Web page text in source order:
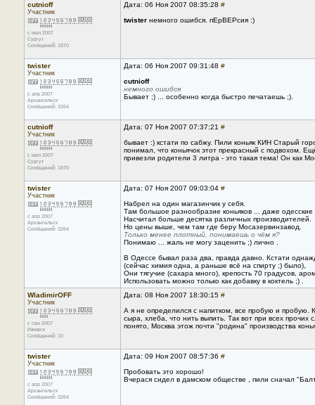
cutnioff
Участник
с июл 2007
Сургут
Сообщений: 1870
Дата: 06 Ноя 2007 08:35:28 #
twister немного ошибся. пЕрВЕРсия :)
twister
Участник
с апр 2007
Архангельск
Сообщений: 3264
Дата: 06 Ноя 2007 09:31:48 #
cutnioff
немного ошибся
Бывает ;) ... особенно когда быстро печатаешь ;).
cutnioff
Участник
с июл 2007
Сургут
Сообщений: 1870
Дата: 07 Ноя 2007 07:37:21 #
бывает :) кстати по сабжу. Пили коньяк КИН Старый
понимал, что коньячок этот прекрасный с подвохом.
привезли родители 3 литра - это такая тема! Он как
twister
Участник
с апр 2007
Архангельск
Сообщений: 3264
Дата: 07 Ноя 2007 09:03:04 #
Набрел на один магазинчик у себя.
Там большое разнообразие коньяков ... даже
Насчитал больше десятка различных производителей.
Но цены выше, чем там где беру Мосазервинзавод.
Только менее плотный, понимаешь о чём я?
Понимаю ... жаль не могу заценить ;) лично .
В Одессе бывал раза два, правда давно. Кстати
(сейчас химия одна, а раньше всё на спирту ;) было),
Они тягучие (сахара много), крепость 70 градусов,
Использовать можно только как добавку в коктель ;) .
WladimirOFF
Участник
с сен 2007
Ижевск
Сообщений: 10
Дата: 08 Ноя 2007 18:30:15 #
А я не определился с напитком, все пробую и пробую.
сыра, хлеба, что нить выпить. Так вот при всех
понято, Москва этож почти "родина" производства
twister
Участник
с апр 2007
Архангельск
Сообщений: 3264
Дата: 09 Ноя 2007 08:57:36 #
Пробовать это хорошо!
Вчерася сидел в дамском обществе , пили сначал